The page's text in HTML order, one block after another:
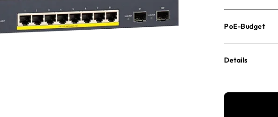
PoE-Budget
Details